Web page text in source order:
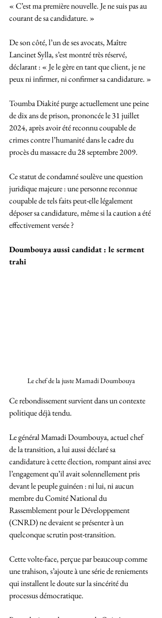
« C’est ma première nouvelle. Je ne suis pas au
courant de sa candidature. »
De son côté, l’un de ses avocats, Maître
Lancinet Sylla, s’est montré très réservé,
déclarant : « Je le gère en tant que client, je ne
peux ni infirmer, ni confirmer sa candidature. »
Toumba Diakité purge actuellement une peine
de dix ans de prison, prononcée le 31 juillet
2024, après avoir été reconnu coupable de
crimes contre l’humanité dans le cadre du
procès du massacre du 28 septembre 2009.
Ce statut de condamné soulève une question
juridique majeure : une personne reconnue
coupable de tels faits peut-elle légalement
déposer sa candidature, même si la caution a été
effectivement versée ?
Doumbouya aussi candidat : le serment
trahi
Le chef de la juste Mamadi Doumbouya
Ce rebondissement survient dans un contexte
politique déjà tendu.
Le général Mamadi Doumbouya, actuel chef
de la transition, a lui aussi déclaré sa
candidature à cette élection, rompant ainsi avec
l’engagement qu’il avait solennellement pris
devant le peuple guinéen : ni lui, ni aucun
membre du Comité National du
Rassemblement pour le Développement
(CNRD) ne devaient se présenter à un
quelconque scrutin post-transition.
Cette volte-face, perçue par beaucoup comme
une trahison, s’ajoute à une série de reniements
qui installent le doute sur la sincérité du
processus démocratique.